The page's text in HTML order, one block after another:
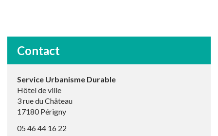
Contact
Service Urbanisme Durable
Hôtel de ville
3 rue du Château
17180 Périgny
05 46 44 16 22